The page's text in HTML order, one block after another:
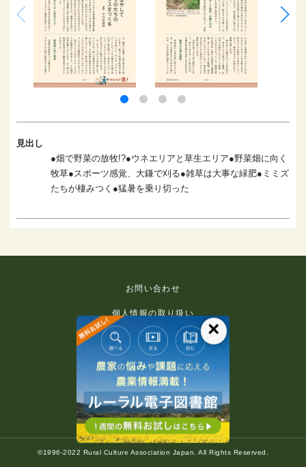
見出し
●畑で野菜の放牧!?●ウネエリアと草生エリア●野菜畑に向く
牧草●スポーツ感覚、大鎌で刈る●雑草は大事な緑肥●ミミズ
たちが棲みつく●猛暑を乗り切った
お問い合わせ
個人情報の取り扱い
免責事項
利用規約
推奨環境
著作権等について
©1996-2022 Rural Culture Association Japan. All Rights Reserved.
×